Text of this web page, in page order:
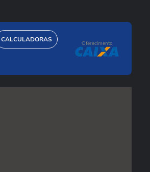
CALCULADORAS Oferecimento